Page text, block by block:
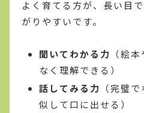
よく育てる方が、長い目
がりやすいです。
聞いてわかる力
（絵
なく理解できる）
話してみる力
（完璧
似して口に出せる）